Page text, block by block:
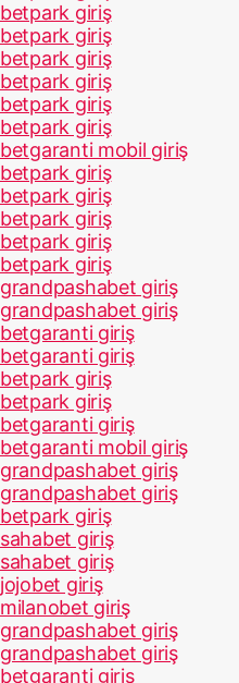
betpark giriş
betpark giriş
betpark giriş
betpark giriş
betpark giriş
betpark giriş
betgaranti mobil giriş
betpark giriş
betpark giriş
betpark giriş
betpark giriş
betpark giriş
grandpashabet giriş
grandpashabet giriş
betgaranti giriş
betgaranti giriş
betpark giriş
betpark giriş
betgaranti giriş
betgaranti mobil giriş
grandpashabet giriş
grandpashabet giriş
betpark giriş
sahabet giriş
sahabet giriş
jojobet giriş
milanobet giriş
grandpashabet giriş
grandpashabet giriş
betgaranti giriş